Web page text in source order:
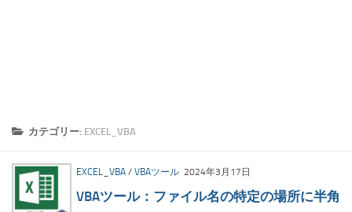
カテゴリー: EXCEL_VBA
EXCEL_VBA / VBAツール 2024年3月17日
VBAツール：ファイル名の特定の場所に半角